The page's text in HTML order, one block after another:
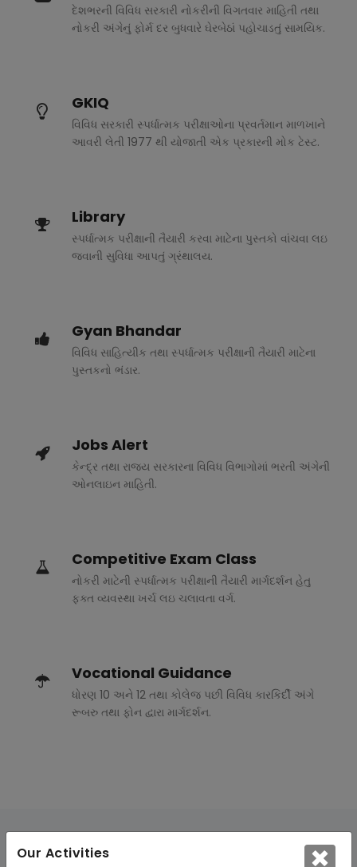
Our Activities
દેશભરની વિવિધ સરકારી નોકરીની વિગતવાર માહિતી તથા
નોકરી અંગેનું ફોર્મ દર બુધવારે ઘેરબેઠાં પહોચાડતું સામયિક.
GKIQ
વિવિધ સરકારી સ્પર્ધાત્મક પરીક્ષાઓના પ્રવર્તમાન માળખાને
આવરી લેતી 1977 થી યોજાતી એક પ્રકારની મોક ટેસ્ટ.
Library
સ્પર્ધાત્મક પરીક્ષાની તૈયારી કરવા માટેના પુસ્તકો વાંચવા લઇ
જવાની સુવિધા આપતું ગ્રંથાલય.
Gyan Bhandar
વિવિધ સાહિત્યીક તથા સ્પર્ધાત્મક પરીક્ષાની તૈયારી માટેના
પુસ્તકનો ભંડાર.
Jobs Alert
કેન્દ્ર તથા રાજ્ય સરકારના વિવિધ વિભાગોમાં ભરતી અંગેની
ઓનલાઇન માહિતી.
Competitive Exam Class
નોકરી માટેની સ્પર્ધાત્મક પરીક્ષાની તૈયારી માર્ગદર્શન હેતુ
ફક્ત વ્યવસ્થા ખર્ચ લઇ ચલાવતા વર્ગ.
Vocational Guidance
ધોરણ 10 અને 12 તથા કોલેજ પછી વિવિધ કારકિર્દી અંગે
રૂબરુ તથા ફોન દ્વારા માર્ગદર્શન.